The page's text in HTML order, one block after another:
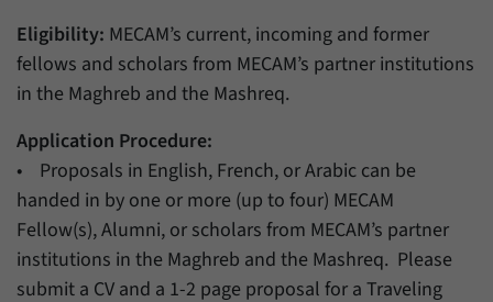
Eligibility: MECAM’s current, incoming and former
fellows and scholars from MECAM’s partner institutions
in the Maghreb and the Mashreq.
Application Procedure:
• Proposals in English, French, or Arabic can be
handed in by one or more (up to four) MECAM
Fellow(s), Alumni, or scholars from MECAM’s partner
institutions in the Maghreb and the Mashreq. Please
submit a CV and a 1-2 page proposal for a Traveling